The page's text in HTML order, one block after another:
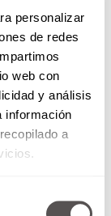
personalizar
de redes
web con
y análisis
información
a